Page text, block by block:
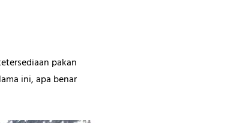
pakan
ini, apa benar